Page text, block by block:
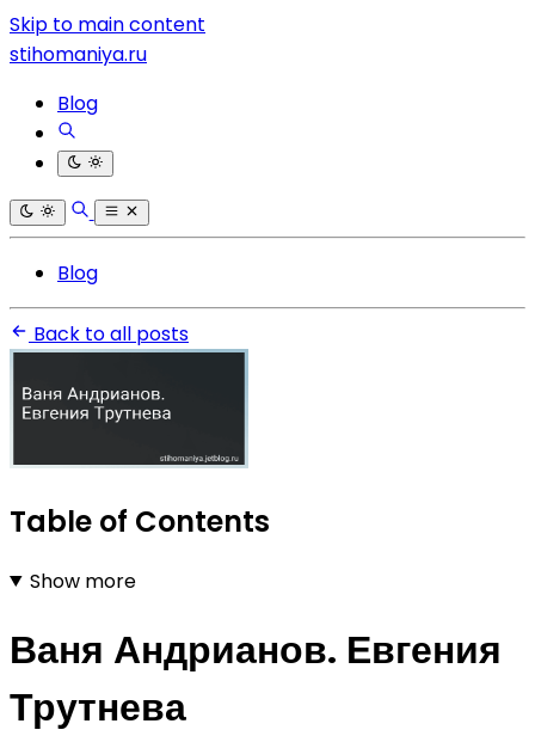
Skip to main content
stihomaniya.ru
Blog
Blog
Back to all posts
Table of Contents
Show more
Ваня Андрианов. Евгения
Трутнева